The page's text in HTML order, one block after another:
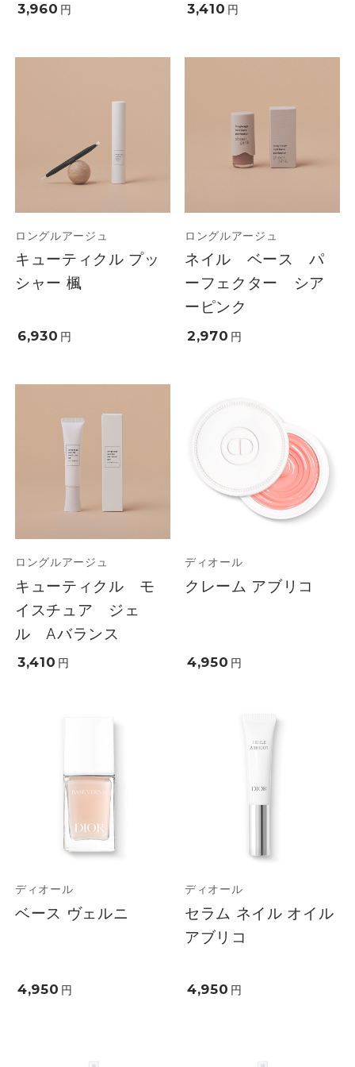
3,960 円 3,410 円
ロングルアージュ
キューティクル プッ
シャー 楓
6,930 円
ロングルアージュ
ネイル ベース パ
ーフェクター シア
ーピンク
2,970 円
ロングルアージュ
キューティクル モ
イスチュア ジェ
ル Aバランス
3,410 円
ディオール
クレーム アブリコ
4,950 円
ディオール
ベース ヴェルニ
4,950 円
ディオール
セラム ネイル オイル
アブリコ
4,950 円